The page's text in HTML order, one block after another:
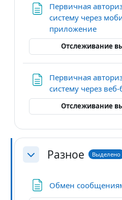
Первичная
систему через
приложение
Отслеживание
Первичная
систему через веб-
Отслеживание
СвернутьРазное Выделено
Обмен